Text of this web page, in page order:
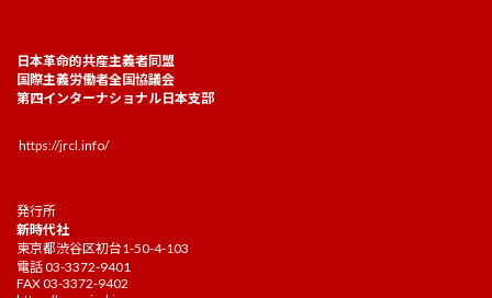
日本革命的共産主義者同盟
国際主義労働者全国協議会
第四インターナショナル日本支部
https://jrcl.info/
発行所
新時代社
東京都渋谷区初台1-50-4-103
電話 03-3372-9401
FAX 03-3372-9402